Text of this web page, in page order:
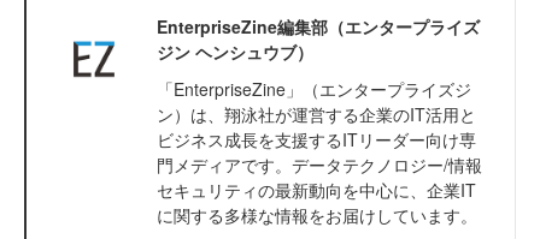
EnterpriseZine編集部（エンタープライズ
ジン ヘンシュウブ）
「EnterpriseZine」（エンタープライズジ
ン）は、翔泳社が運営する企業のIT活用と
ビジネス成長を支援するITリーダー向け専
門メディアです。データテクノロジー/情報
セキュリティの最新動向を中心に、企業IT
に関する多様な情報をお届けしています。